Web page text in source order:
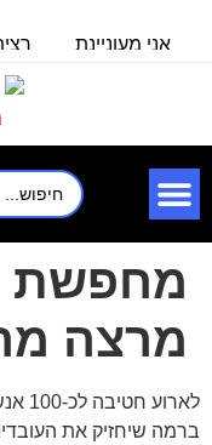
אני מעוניינת
מחפשת
מרצה
ברמה שיחזיק את